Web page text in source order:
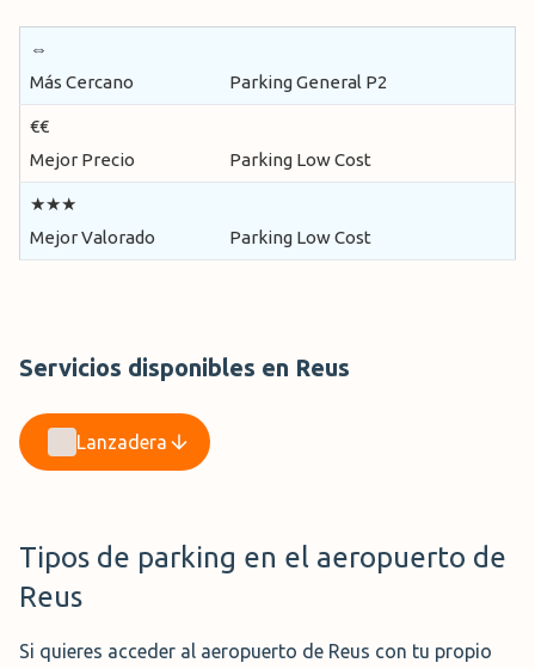
⇔
Más Cercano
Parking General P2
€€
Mejor Precio
Parking Low Cost
★★★
Mejor Valorado
Parking Low Cost
Servicios disponibles en Reus
Lanzadera
Tipos de parking en el aeropuerto de
Reus
Si quieres acceder al aeropuerto de Reus con tu propio